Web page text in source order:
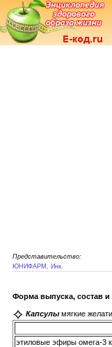
Представительство:
ЮНИФАРМ, Инк.
Форма выпуска, состав и
Капсулымягкие
этиловые эфиры омега-3